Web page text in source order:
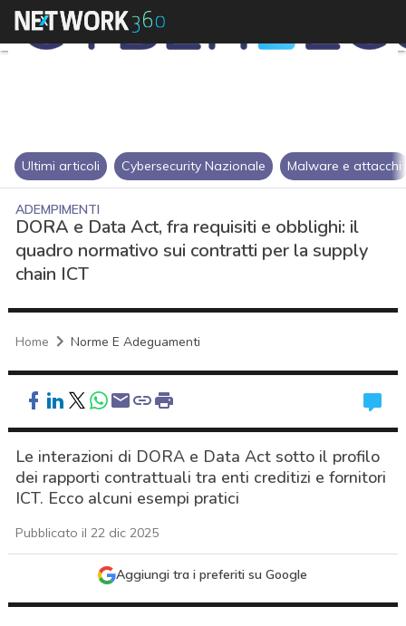
Ultimi articoli Cybersecurity Nazionale Malware e attacchi
ADEMPIMENTI
DORA e Data Act, fra requisiti e obblighi: il
quadro normativo sui contratti per la supply
chain ICT
Home Norme E Adeguamenti
Le interazioni di DORA e Data Act sotto il profilo
dei rapporti contrattuali tra enti creditizi e fornitori
ICT. Ecco alcuni esempi pratici
Pubblicato il 22 dic 2025
Aggiungi tra i preferiti su Google